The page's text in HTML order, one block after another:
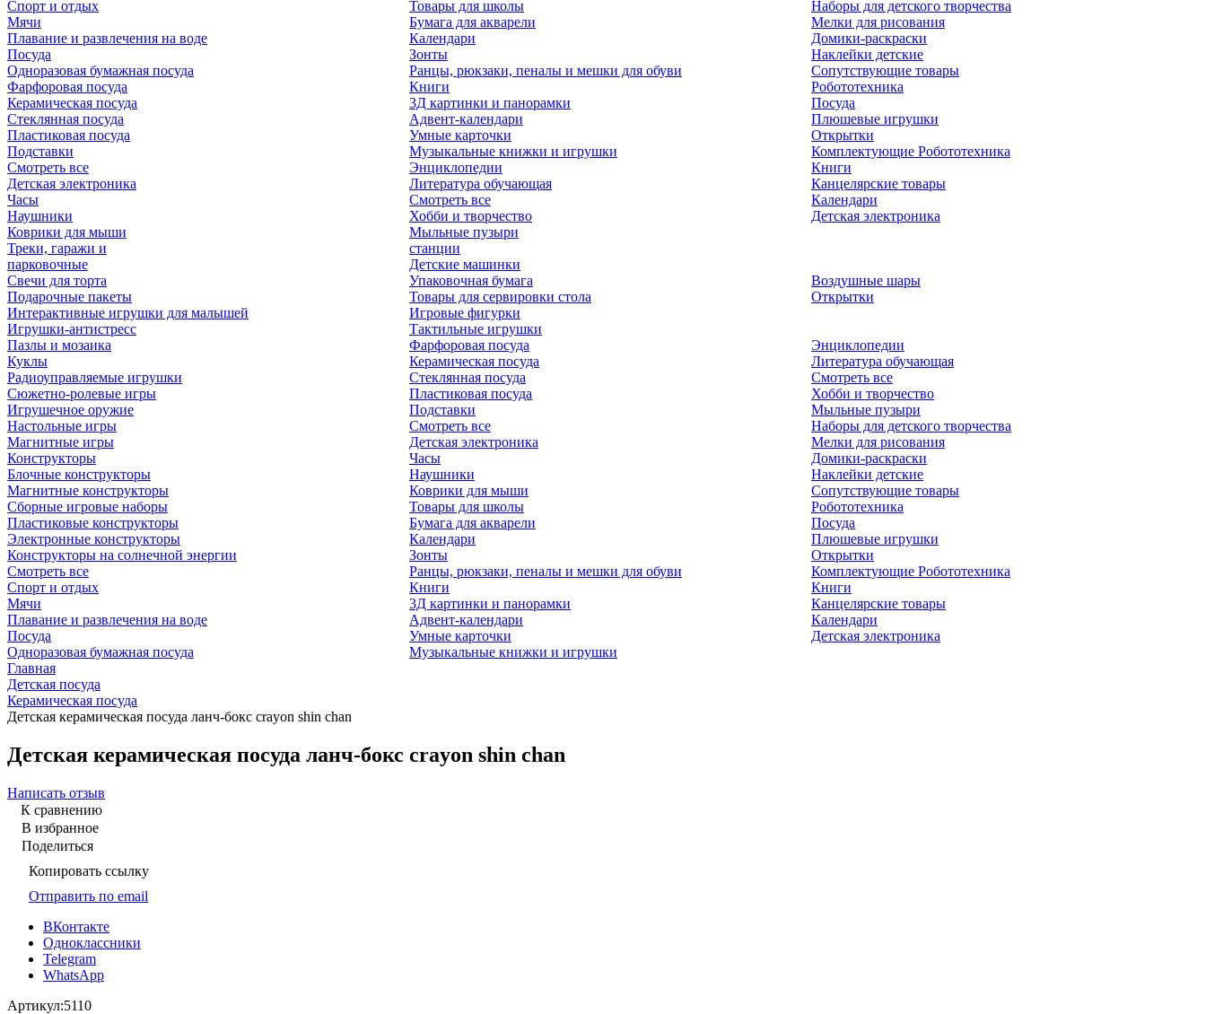
Спорт и отдых
Мячи
Плавание и развлечения на воде
Посуда
Одноразовая бумажная посуда
Фарфоровая посуда
Керамическая посуда
Стеклянная посуда
Пластиковая посуда
Подставки
Смотреть все
Детская электроника
Часы
Наушники
Коврики для мыши
Товары для школы
Бумага для акварели
Календари
Зонты
Ранцы, рюкзаки, пеналы и мешки для обуви
Книги
3Д картинки и панорамки
Адвент-календари
Умные карточки
Музыкальные книжки и игрушки
Энциклопедии
Литература обучающая
Смотреть все
Хобби и творчество
Мыльные пузыри
Наборы для детского творчества
Мелки для рисования
Домики-раскраски
Наклейки детские
Сопутствующие товары
Робототехника
Посуда
Плюшевые игрушки
Открытки
Комплектующие Робототехника
Книги
Канцелярские товары
Календари
Детская электроника
Треки, гаражи и
парковочные
станции
Детские машинки
Свечи для торта
Подарочные пакеты
Упаковочная бумага
Товары для сервировки стола
Воздушные шары
Открытки
Интерактивные игрушки для малышей
Игрушки-антистресс
Игровые фигурки
Тактильные игрушки
Пазлы и мозаика
Куклы
Радиоуправляемые игрушки
Сюжетно-ролевые игры
Игрушечное оружие
Настольные игры
Магнитные игры
Конструкторы
Блочные конструкторы
Магнитные конструкторы
Сборные игровые наборы
Пластиковые конструкторы
Электронные конструкторы
Конструкторы на солнечной энергии
Смотреть все
Спорт и отдых
Мячи
Плавание и развлечения на воде
Посуда
Одноразовая бумажная посуда
Фарфоровая посуда
Керамическая посуда
Стеклянная посуда
Пластиковая посуда
Подставки
Смотреть все
Детская электроника
Часы
Наушники
Коврики для мыши
Товары для школы
Бумага для акварели
Календари
Зонты
Ранцы, рюкзаки, пеналы и мешки для обуви
Книги
3Д картинки и панорамки
Адвент-календари
Умные карточки
Музыкальные книжки и игрушки
Энциклопедии
Литература обучающая
Смотреть все
Хобби и творчество
Мыльные пузыри
Наборы для детского творчества
Мелки для рисования
Домики-раскраски
Наклейки детские
Сопутствующие товары
Робототехника
Посуда
Плюшевые игрушки
Открытки
Комплектующие Робототехника
Книги
Канцелярские товары
Календари
Детская электроника
Главная
Детская посуда
Керамическая посуда
Детская керамическая посуда ланч-бокс crayon shin chan
Детская керамическая посуда ланч-бокс crayon shin chan
Написать отзыв
К сравнению
В избранное
Поделиться
Копировать ссылку
Отправить по email
ВКонтакте
Одноклассники
Telegram
WhatsApp
Артикул:5110